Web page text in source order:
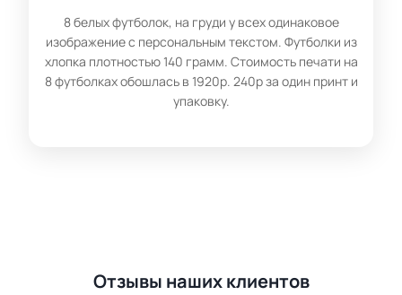
8 белых футболок, на груди у всех одинаковое
изображение с персональным текстом. Футболки из
хлопка плотностью 140 грамм. Стоимость печати на
8 футболках обошлась в 1920р. 240р за один принт и
упаковку.
Отзывы наших клиентов